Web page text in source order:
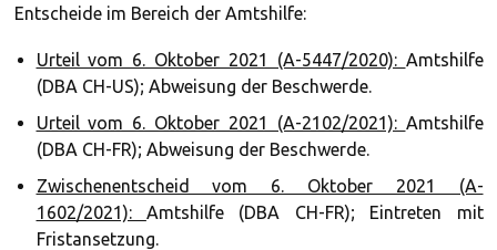
Entscheide im Bereich der Amtshilfe:
Urteil vom 6. Oktober 2021 (A-5447/2020): Amtshilfe
(DBA CH-US); Abweisung der Beschwerde.
Urteil vom 6. Oktober 2021 (A-2102/2021): Amtshilfe
(DBA CH-FR); Abweisung der Beschwerde.
Zwischenentscheid vom 6. Oktober 2021 (A-
1602/2021): Amtshilfe (DBA CH-FR); Eintreten mit
Fristansetzung.